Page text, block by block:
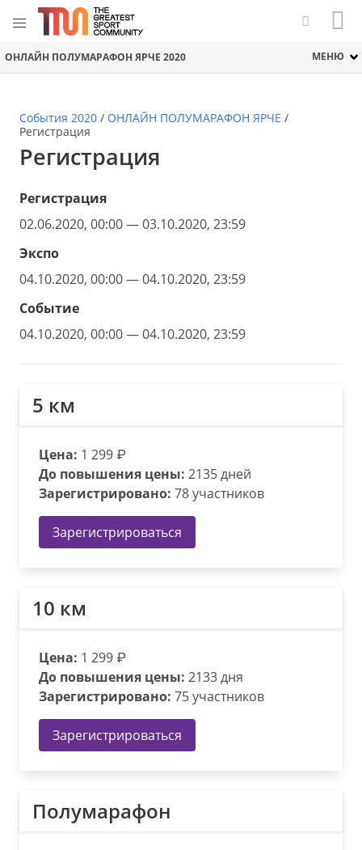
ОНЛАЙН ПОЛУМАРАФОН ЯРЧЕ 2020 МЕНЮ
События 2020 / ОНЛАЙН ПОЛУМАРАФОН ЯРЧЕ /
Регистрация
Регистрация
Регистрация
02.06.2020, 00:00 — 03.10.2020, 23:59
Экспо
04.10.2020, 00:00 — 04.10.2020, 23:59
Событие
04.10.2020, 00:00 — 04.10.2020, 23:59
5 км
Цена: 1 299 ₽
До повышения цены: 2135 дней
Зарегистрировано: 78 участников
Зарегистрироваться
10 км
Цена: 1 299 ₽
До повышения цены: 2133 дня
Зарегистрировано: 75 участников
Зарегистрироваться
Полумарафон